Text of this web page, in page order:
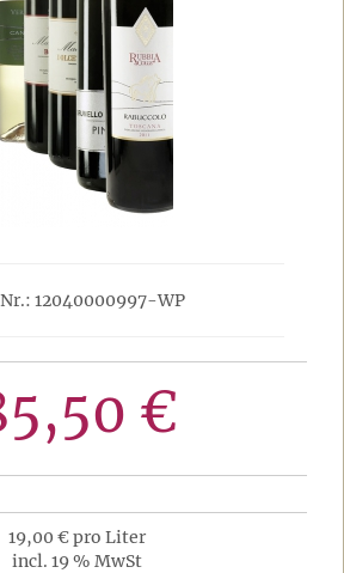
12040000997-WP
€
19,00 € pro Liter
incl. 19 % MwSt